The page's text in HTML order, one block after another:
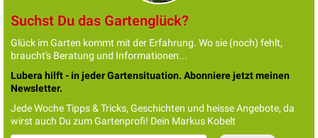
Suchst Du das Gartenglück?
Glück im Garten kommt mit der Erfahrung. Wo sie (noch) fehlt,
braucht's Beratung und Informationen...
Lubera hilft - in jeder Gartensituation. Abonniere jetzt meinen
Newsletter.
Jede Woche Tipps & Tricks, Geschichten und heisse Angebote, da
wirst auch Du zum Gartenprofi! Dein Markus Kobelt